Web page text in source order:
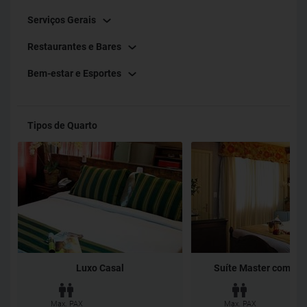
serviço no hotel. **Serviços de transfer não estão inclusos
no valor da reserva.**
Serviços Gerais
Restaurantes e Bares
Bem-estar e Esportes
Tipos de Quarto
Luxo Casal
Max. PAX
Suíte Master com
Max. PAX